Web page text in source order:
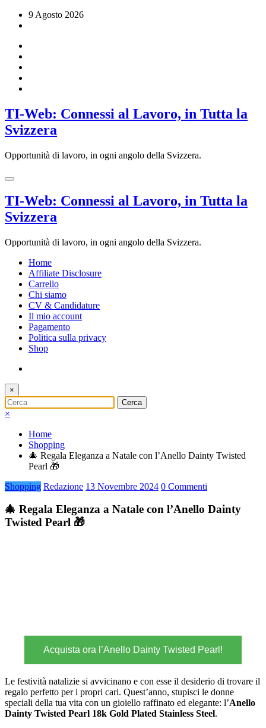
9 Agosto 2026
TI-Web: Connessi al Lavoro, in Tutta la
Svizzera
Opportunità di lavoro, in ogni angolo della Svizzera.
TI-Web: Connessi al Lavoro, in Tutta la
Svizzera
Opportunità di lavoro, in ogni angolo della Svizzera.
Home
Affiliate Disclosure
Carrello
Chi siamo
CV & Candidature
Il mio account
Pagamento
Politica sulla privacy
Shop
×
×
Home
Shopping
🎄 Regala Eleganza a Natale con l’Anello Dainty Twisted
Pearl 🎁
Shopping Redazione 13 Novembre 2024 0 Commenti
🎄 Regala Eleganza a Natale con l’Anello Dainty
Twisted Pearl 🎁
Acquista ora l’Anello Dainty Twisted Pearl!
Le festività natalizie si avvicinano e con esse il desiderio di trovare il
regalo perfetto per i propri cari. Quest’anno, stupisci le donne
speciali della tua vita con un gioiello raffinato ed elegante: l’Anello
Dainty Twisted Pearl 18k Gold Plated Stainless Steel.